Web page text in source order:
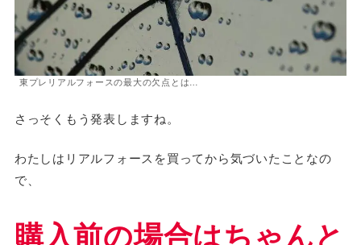
東プレリアルフォースの最大の欠点とは…
さっそくもう発表しますね。
わたしはリアルフォースを買ってから気づいたことなの
で、
購入前の場合はちゃんと